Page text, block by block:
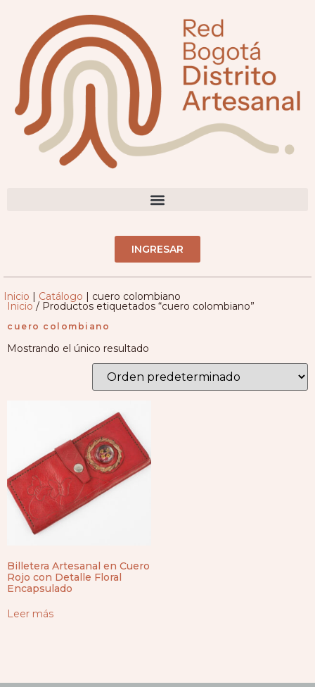
INGRESAR
Inicio | Catálogo | cuero colombiano
Inicio/ Productos etiquetados “cuero colombiano”
cuero colombiano
Mostrando el único resultado
Billetera Artesanal en Cuero
Rojo con Detalle Floral
Encapsulado
Leer más